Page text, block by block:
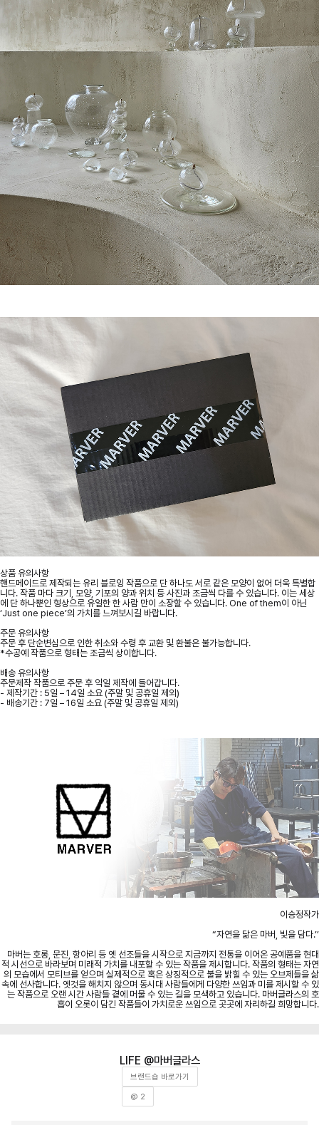
상품 유의사항
핸드메이드로 제작되는 유리 블로잉 작품으로 단 하나도 서로 같은 모양이 없어 더욱 특별합
니다. 작품 마다 크기, 모양, 기포의 양과 위치 등 사진과 조금씩 다를 수 있습니다. 이는 세상
에 단 하나뿐인 형상으로 유일한 한 사람 만이 소장할 수 있습니다. One of them이 아닌
‘Just one piece’의 가치를 느껴보시길 바랍니다.
주문 유의사항
주문 후 단순변심으로 인한 취소와 수령 후 교환 및 환불은 불가능합니다.
*수공예 작품으로 형태는 조금씩 상이합니다.
배송 유의사항
주문제작 작품으로 주문 후 익일 제작에 들어갑니다.
- 제작기간 : 5일 – 14일 소요 (주말 및 공휴일 제외)
- 배송기간 : 7일 – 16일 소요 (주말 및 공휴일 제외)
이승정작가
“자연을 닮은 마버, 빛을 담다.’’
마버는 호롱, 문진, 항아리 등 옛 선조들을 시작으로 지금까지 전통을 이어온 공예품을 현대
적 시선으로 바라보며 미래적 가치를 내포할 수 있는 작품을 제시합니다. 작품의 형태는 자연
의 모습에서 모티브를 얻으며 실제적으로 혹은 상징적으로 불을 밝힐 수 있는 오브제들을 삶
속에 선사합니다. 옛것을 해치지 않으며 동시대 사람들에게 다양한 쓰임과 미를 제시할 수 있
는 작품으로 오랜 시간 사람들 곁에 머물 수 있는 길을 모색하고 있습니다. 마버글라스의 호
흡이 오롯이 담긴 작품들이 가치로운 쓰임으로 곳곳에 자리하길 희망합니다.
마버글라스
브랜드숍 바로가기
@ 2